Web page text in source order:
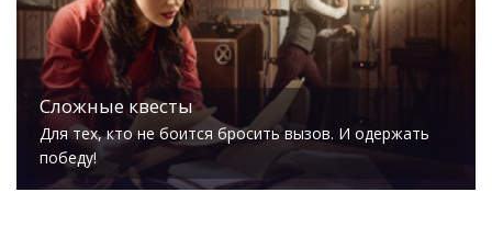
Сложные квесты
Для тех, кто не боится бросить вызов. И одержать
победу!